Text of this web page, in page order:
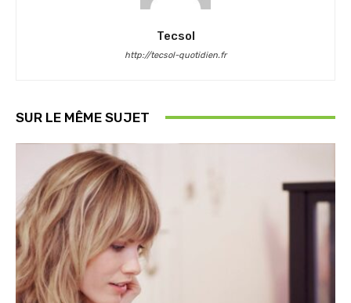
Tecsol
http://tecsol-quotidien.fr
SUR LE MÊME SUJET